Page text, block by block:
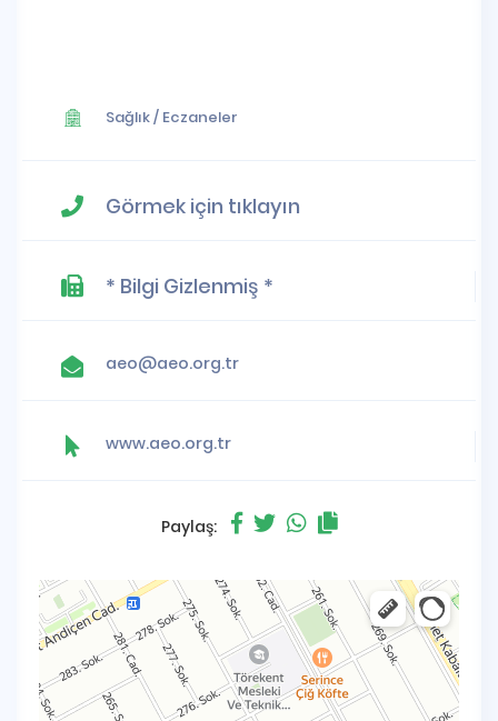
Sağlık/ Eczaneler
Görmek için tıklayın
* Bilgi Gizlenmiş *
aeo@aeo.org.tr
www.aeo.org.tr
Paylaş: